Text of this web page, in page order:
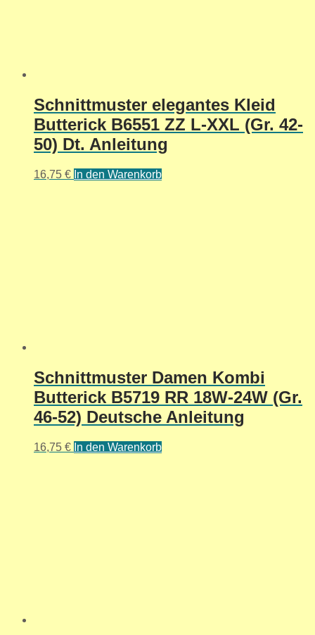
Schnittmuster elegantes Kleid
Butterick B6551 ZZ L-XXL (Gr. 42-
50) Dt. Anleitung
16,75 € In den Warenkorb
Schnittmuster Damen Kombi
Butterick B5719 RR 18W-24W (Gr.
46-52) Deutsche Anleitung
16,75 € In den Warenkorb